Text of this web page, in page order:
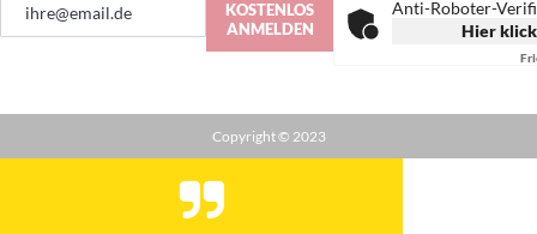
zum
KOSTENLOS
ANMELDEN
Anti-Roboter-
Hier
Copyright © 2023